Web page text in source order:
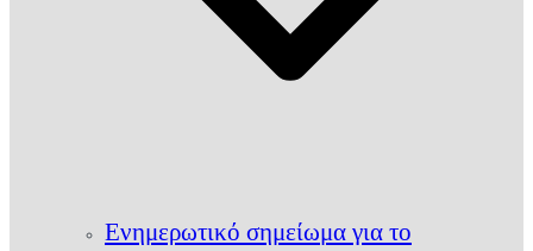
Ενημερωτικό σημείωμα για το